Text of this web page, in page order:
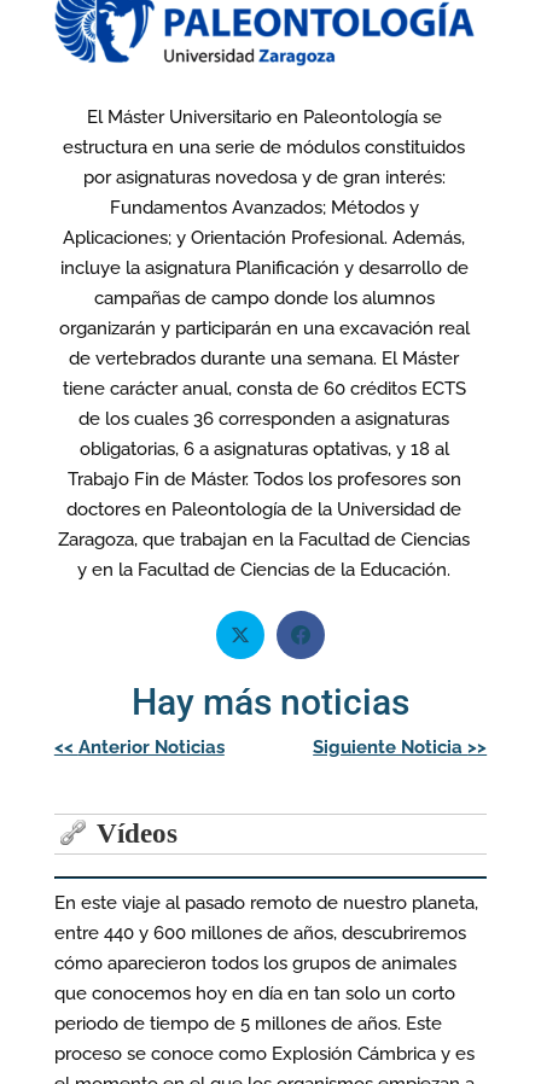
El Máster Universitario en Paleontología se
estructura en una serie de módulos constituidos
por asignaturas novedosa y de gran interés:
Fundamentos Avanzados; Métodos y
Aplicaciones; y Orientación Profesional. Además,
incluye la asignatura Planificación y desarrollo de
campañas de campo donde los alumnos
organizarán y participarán en una excavación real
de vertebrados durante una semana. El Máster
tiene carácter anual, consta de 60 créditos ECTS
de los cuales 36 corresponden a asignaturas
obligatorias, 6 a asignaturas optativas, y 18 al
Trabajo Fin de Máster. Todos los profesores son
doctores en Paleontología de la Universidad de
Zaragoza, que trabajan en la Facultad de Ciencias
y en la Facultad de Ciencias de la Educación.
Hay más noticias
Navegación
de
<< Anterior Noticias Siguiente Noticia >>
Vídeos
En este viaje al pasado remoto de nuestro planeta,
entre 440 y 600 millones de años, descubriremos
cómo aparecieron todos los grupos de animales
que conocemos hoy en día en tan solo un corto
periodo de tiempo de 5 millones de años. Este
proceso se conoce como Explosión Cámbrica y es